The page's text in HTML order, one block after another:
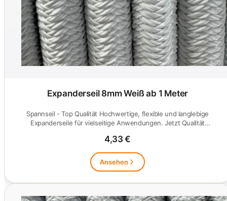
Expanderseil 8mm Weiß ab 1 Meter
Spannseil - Top Qualität Hochwertige, flexible und langlebige
Expanderseile für vielseitige Anwendungen. Jetzt Qualität
4,33 €
Ansehen